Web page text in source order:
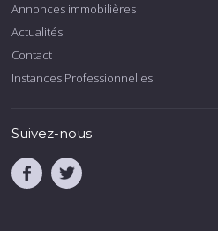
Annonces immobilières
Actualités
Contact
Instances Professionnelles
Suivez-nous
. .